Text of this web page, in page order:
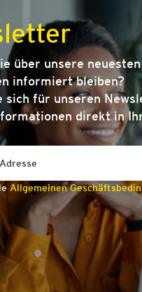
über unsere
informiert bleiben?
sich für unseren
direkt in
Allgemeinen